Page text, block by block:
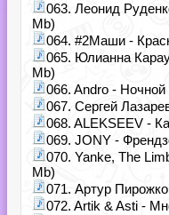
063. Леонид
Mb)
064. #2Маши -
065. Юлианна
Mb)
066. Andro -
067. Сергей
068. ALEKSEEV -
069. JONY -
070. Yanke, The
Mb)
071. Артур
072. Artik & Asti -